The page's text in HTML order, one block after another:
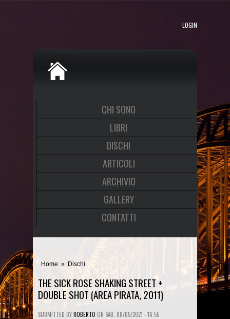
LOGIN
CHI SONO
LIBRI
DISCHI
ARTICOLI
ARCHIVIO
GALLERY
CONTATTI
Home » Dischi
THE SICK ROSE SHAKING STREET +
DOUBLE SHOT (AREA PIRATA, 2011)
SUBMITTED BYROBERTO ON SAB, 08/05/2021 - 16:55